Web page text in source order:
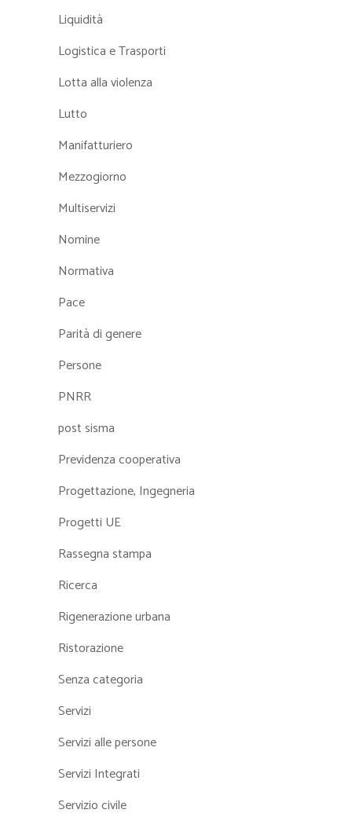
Liquidità
Logistica e Trasporti
Lotta alla violenza
Lutto
Manifatturiero
Mezzogiorno
Multiservizi
Nomine
Normativa
Pace
Parità di genere
Persone
PNRR
post sisma
Previdenza cooperativa
Progettazione, Ingegneria
Progetti UE
Rassegna stampa
Ricerca
Rigenerazione urbana
Ristorazione
Senza categoria
Servizi
Servizi alle persone
Servizi Integrati
Servizio civile